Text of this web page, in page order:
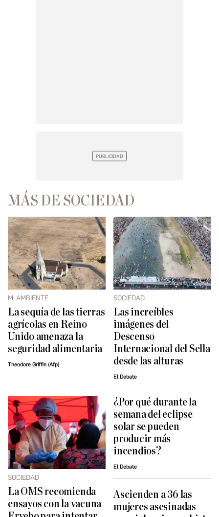
MÁS DE SOCIEDAD
M. AMBIENTE
La sequía de las tierras
agrícolas en Reino
Unido amenaza la
seguridad alimentaria
Theodore Griffin (Afp)
SOCIEDAD
Las increíbles
imágenes del
Descenso
Internacional del Sella
desde las alturas
El Debate
SOCIEDAD
La OMS recomienda
ensayos con la vacuna
¿Por qué durante la
semana del eclipse
solar se pueden
producir más
incendios?
El Debate
Ascienden a 36 las
mujeres asesinadas